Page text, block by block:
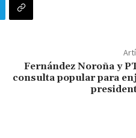
Fernández Noroña y
consulta popular para